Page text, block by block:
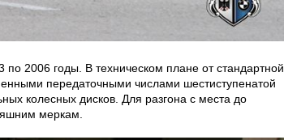
2006 годы. В техническом плане от стандартной
передаточными числами шестиступенатой
колесных дисков. Для разгона с места до
меркам.